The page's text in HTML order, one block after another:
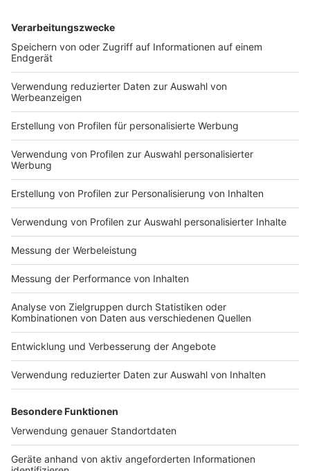
DEINE GEMERKTEN ARTIKEL
Du hast dir noch keine Artikel gemerkt
Markiere sie hierfür mit einem
Impressum
Nutzungsbedingungen
Jobs
Presse
Werben
Archiv
ANTENNE BAYERN GROUP
Kontakt
Studio-Hotline
Verkehrs-Hotline
Newsletter